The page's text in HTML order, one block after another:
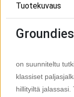
Tuotekuvaus
on suunniteltu
klassiset
hillityiltä